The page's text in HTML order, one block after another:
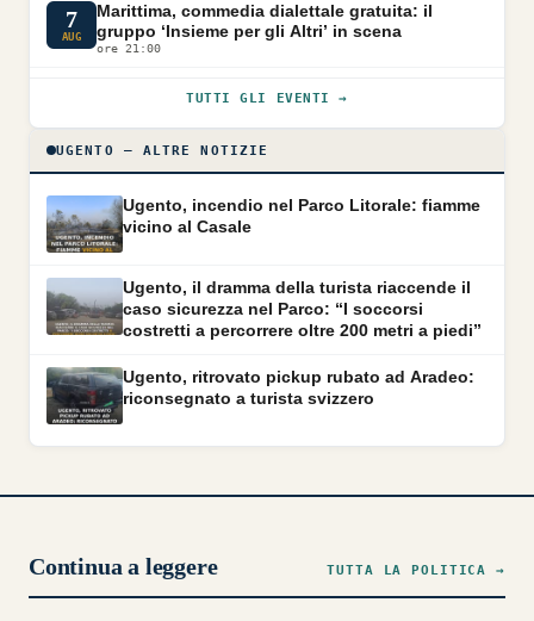
7
AUG
Marittima, commedia dialettale gratuita: il
gruppo ‘Insieme per gli Altri’ in scena
ore 21:00
TUTTI GLI EVENTI →
UGENTO — ALTRE NOTIZIE
Ugento, incendio nel Parco Litorale: fiamme
vicino al Casale
Ugento, il dramma della turista riaccende il
caso sicurezza nel Parco: “I soccorsi
costretti a percorrere oltre 200 metri a piedi”
Ugento, ritrovato pickup rubato ad Aradeo:
riconsegnato a turista svizzero
Continua a leggere TUTTA LA POLITICA →